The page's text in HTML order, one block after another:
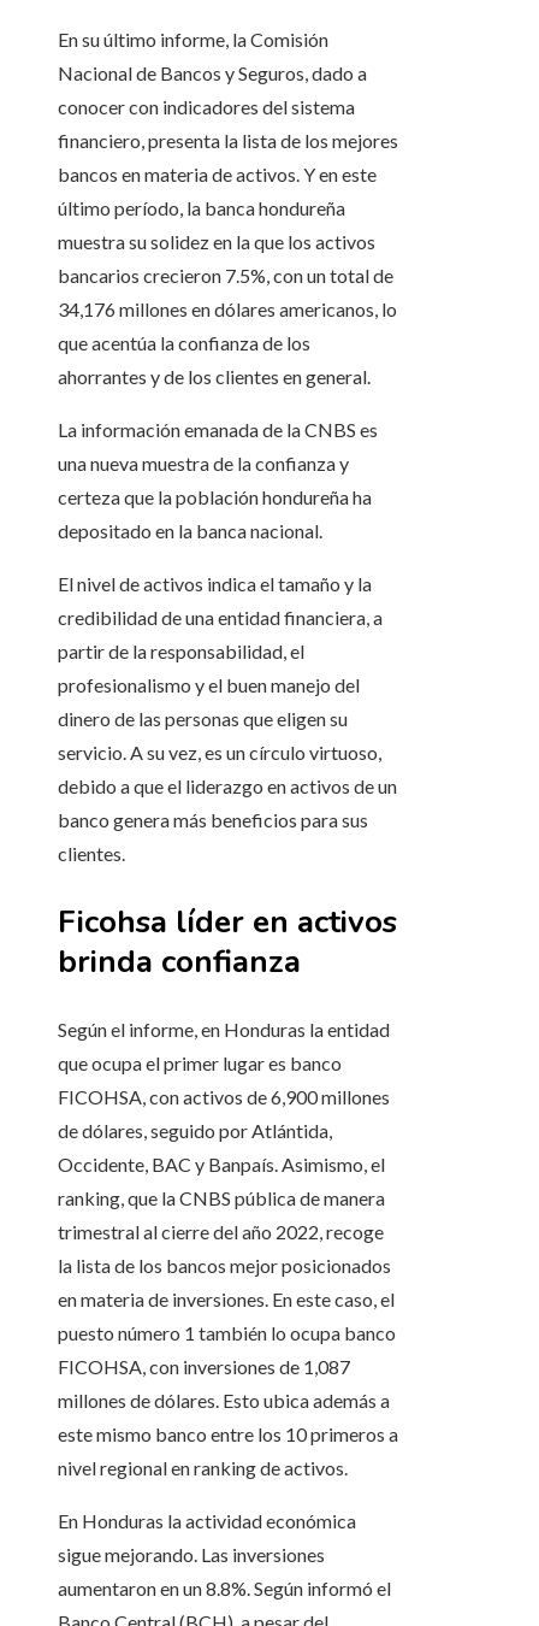
En su último informe, la Comisión
Nacional de Bancos y Seguros, dado a
conocer con indicadores del sistema
financiero, presenta la lista de los mejores
bancos en materia de activos. Y en este
último período, la banca hondureña
muestra su solidez en la que los activos
bancarios crecieron 7.5%, con un total de
34,176 millones en dólares americanos, lo
que acentúa la confianza de los
ahorrantes y de los clientes en general.
La información emanada de la CNBS es
una nueva muestra de la confianza y
certeza que la población hondureña ha
depositado en la banca nacional.
El nivel de activos indica el tamaño y la
credibilidad de una entidad financiera, a
partir de la responsabilidad, el
profesionalismo y el buen manejo del
dinero de las personas que eligen su
servicio. A su vez, es un círculo virtuoso,
debido a que el liderazgo en activos de un
banco genera más beneficios para sus
clientes.
Ficohsa líder en activos
brinda confianza
Según el informe, en Honduras la entidad
que ocupa el primer lugar es banco
FICOHSA, con activos de 6,900 millones
de dólares, seguido por Atlántida,
Occidente, BAC y Banpaís. Asimismo, el
ranking, que la CNBS pública de manera
trimestral al cierre del año 2022, recoge
la lista de los bancos mejor posicionados
en materia de inversiones. En este caso, el
puesto número 1 también lo ocupa banco
FICOHSA, con inversiones de 1,087
millones de dólares. Esto ubica además a
este mismo banco entre los 10 primeros a
nivel regional en ranking de activos.
En Honduras la actividad económica
sigue mejorando. Las inversiones
aumentaron en un 8.8%. Según informó el